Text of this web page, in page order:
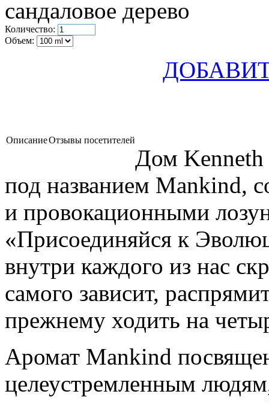
сандаловое дерево
Количество:
Объем:
ОписаниеОтзывы посетителей
Дом Kenneth
под названием Mankind,
и провокационными
«Присоединяйся к
внутри каждого из нас
самого зависит,
прежнему ходить на
Аромат Mankind
целеустремленным